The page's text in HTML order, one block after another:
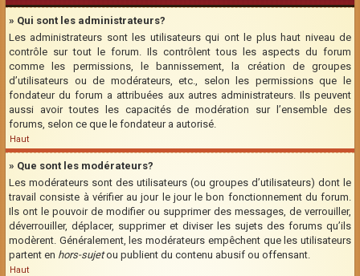
» Qui sont les administrateurs?
Les administrateurs sont les utilisateurs qui ont le plus haut niveau de
contrôle sur tout le forum. Ils contrôlent tous les aspects du forum
comme les permissions, le bannissement, la création de groupes
d’utilisateurs ou de modérateurs, etc., selon les permissions que le
fondateur du forum a attribuées aux autres administrateurs. Ils peuvent
aussi avoir toutes les capacités de modération sur l’ensemble des
forums, selon ce que le fondateur a autorisé.
Haut
» Que sont les modérateurs?
Les modérateurs sont des utilisateurs (ou groupes d’utilisateurs) dont le
travail consiste à vérifier au jour le jour le bon fonctionnement du forum.
Ils ont le pouvoir de modifier ou supprimer des messages, de verrouiller,
déverrouiller, déplacer, supprimer et diviser les sujets des forums qu’ils
modèrent. Généralement, les modérateurs empêchent que les utilisateurs
partent en hors-sujetou publient du contenu abusif ou offensant.
Haut